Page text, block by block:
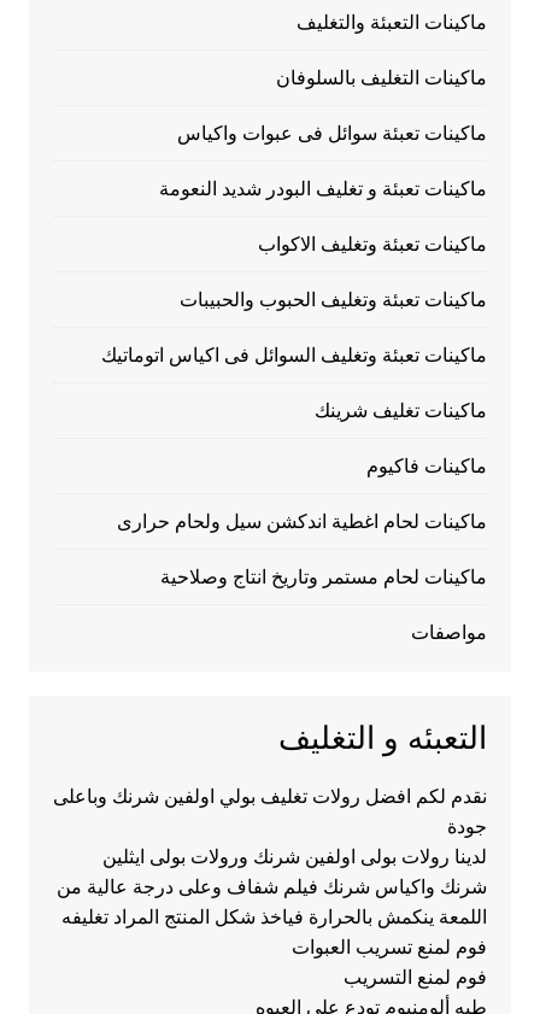
ماكينات التعبئة والتغليف
ماكينات التغليف بالسلوفان
ماكينات تعبئة سوائل فى عبوات واكياس
ماكينات تعبئة و تغليف البودر شديد النعومة
ماكينات تعبئة وتغليف الاكواب
ماكينات تعبئة وتغليف الحبوب والحبيبات
ماكينات تعبئة وتغليف السوائل فى اكياس اتوماتيك
ماكينات تغليف شرينك
ماكينات فاكيوم
ماكينات لحام اغطية اندكشن سيل ولحام حرارى
ماكينات لحام مستمر وتاريخ انتاج وصلاحية
مواصفات
التعبئه و التغليف
نقدم لكم افضل رولات تغليف بولي اولفين شرنك وباعلى
جودة
لدينا رولات بولى اولفين شرنك ورولات بولى ايثلين
شرنك واكياس شرنك فيلم شفاف وعلى درجة عالية من
اللمعة ينكمش بالحرارة فياخذ شكل المنتج المراد تغليفه
فوم لمنع تسريب العبوات
فوم لمنع التسريب
طبه ألومنيوم تودع على العبوه